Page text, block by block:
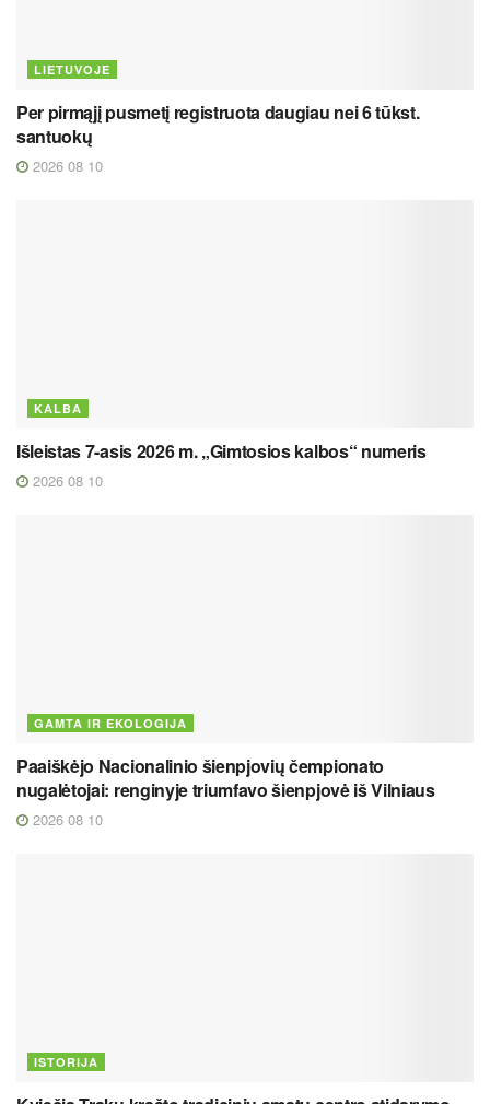
LIETUVOJE
Per pirmąjį pusmetį registruota daugiau nei 6 tūkst.
santuokų
2026 08 10
KALBA
Išleistas 7-asis 2026 m. „Gimtosios kalbos“ numeris
2026 08 10
GAMTA IR EKOLOGIJA
Paaiškėjo Nacionalinio šienpjovių čempionato
nugalėtojai: renginyje triumfavo šienpjovė iš Vilniaus
2026 08 10
ISTORIJA